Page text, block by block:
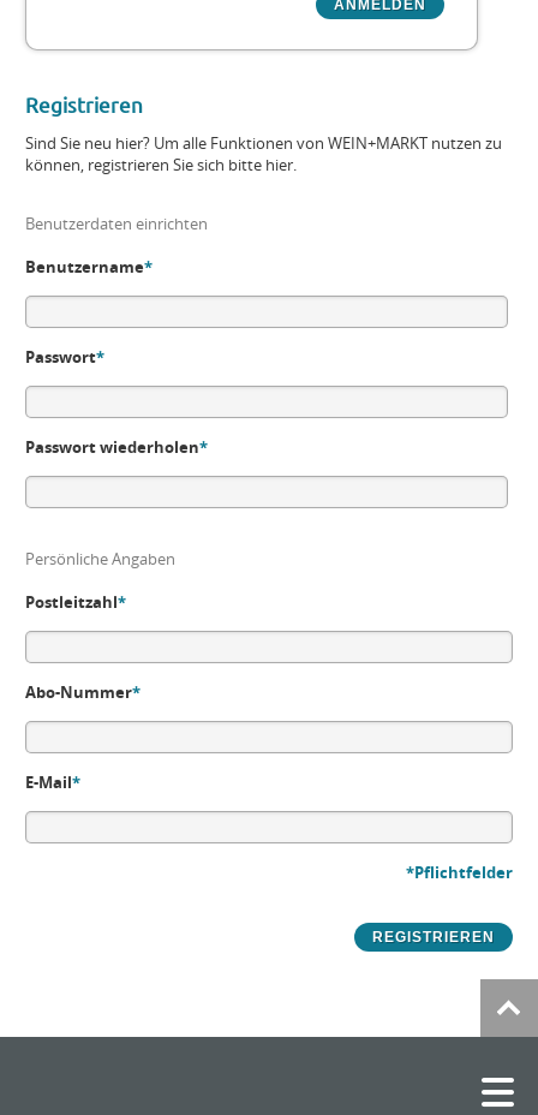
Registrieren
Sind Sie neu hier? Um alle Funktionen von WEIN+MARKT nutzen zu
können, registrieren Sie sich bitte hier.
Benutzerdaten einrichten
Benutzername*
Passwort*
Passwort wiederholen*
Persönliche Angaben
Postleitzahl*
Abo-Nummer*
E-Mail*
*Pflichtfelder